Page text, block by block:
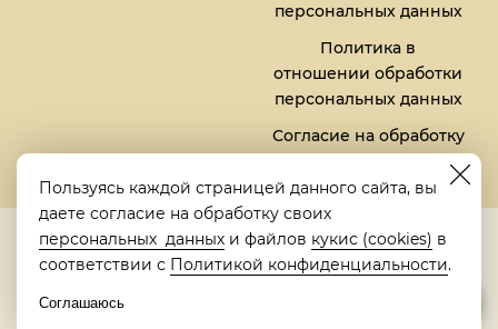
персональных данных
Политика в
отношении обработки
персональных данных
Согласие на обработку
файлов кукис (cookies)
5,0
Рейтинг в Яндексе
Пользуясь каждой страницей данного сайта, вы
даете согласие на обработку своих
персональных данных и файлов кукис (cookies) в
соответствии с Политикой конфиденциальности.
Соглашаюсь